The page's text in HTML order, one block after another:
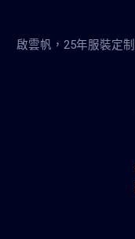
啟雲帆，25年服裝定